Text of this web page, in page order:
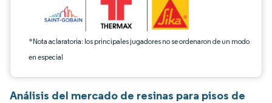
*Nota aclaratoria: los principales jugadores no se ordenaron de un modo
en especial
Análisis del mercado de resinas para pisos de